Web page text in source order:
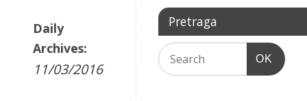
Daily
Archives:
11/03/2016
Pretraga
OK